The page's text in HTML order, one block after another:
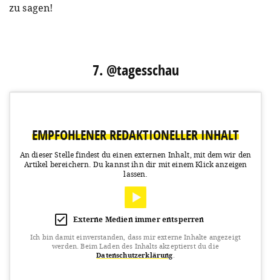
zu sagen!
7. @tagesschau
EMPFOHLENER REDAKTIONELLER INHALT
An dieser Stelle findest du einen externen Inhalt, mit dem wir den
Artikel bereichern. Du kannst ihn dir mit einem Klick anzeigen
lassen.
Externe Medien immer entsperren
Ich bin damit einverstanden, dass mir externe Inhalte angezeigt
werden. Beim Laden des Inhalts akzeptierst du die
Datenschutzerklärung